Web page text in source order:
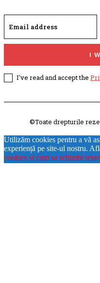
I
I've read and accept the
©Toate drepturile
Utilizăm cookies pentru a vă
experiență pe site-ul nostru.
cookies si cum sa schimbi